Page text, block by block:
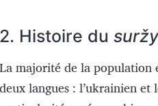
2. Histoire du
La majorité de la population
deux langues : l’ukrainien et